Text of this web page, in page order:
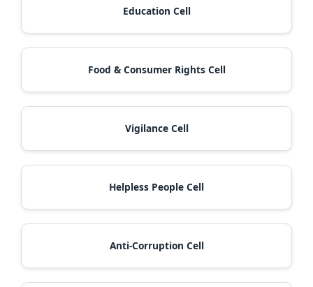
Education Cell
Food & Consumer Rights Cell
Vigilance Cell
Helpless People Cell
Anti-Corruption Cell